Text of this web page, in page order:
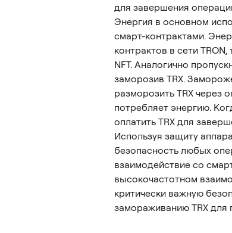
для завершения
Энергия в основном
смарт-контрактами.
контрактов в сети
NFT. Аналогично
заморозив TRX.
разморозить TRX через
потребляет энергию.
оплатить TRX для
Используя защиту
безопасность любых
взаимодействие со
высокочастотном
критически важную
замораживанию TRX для